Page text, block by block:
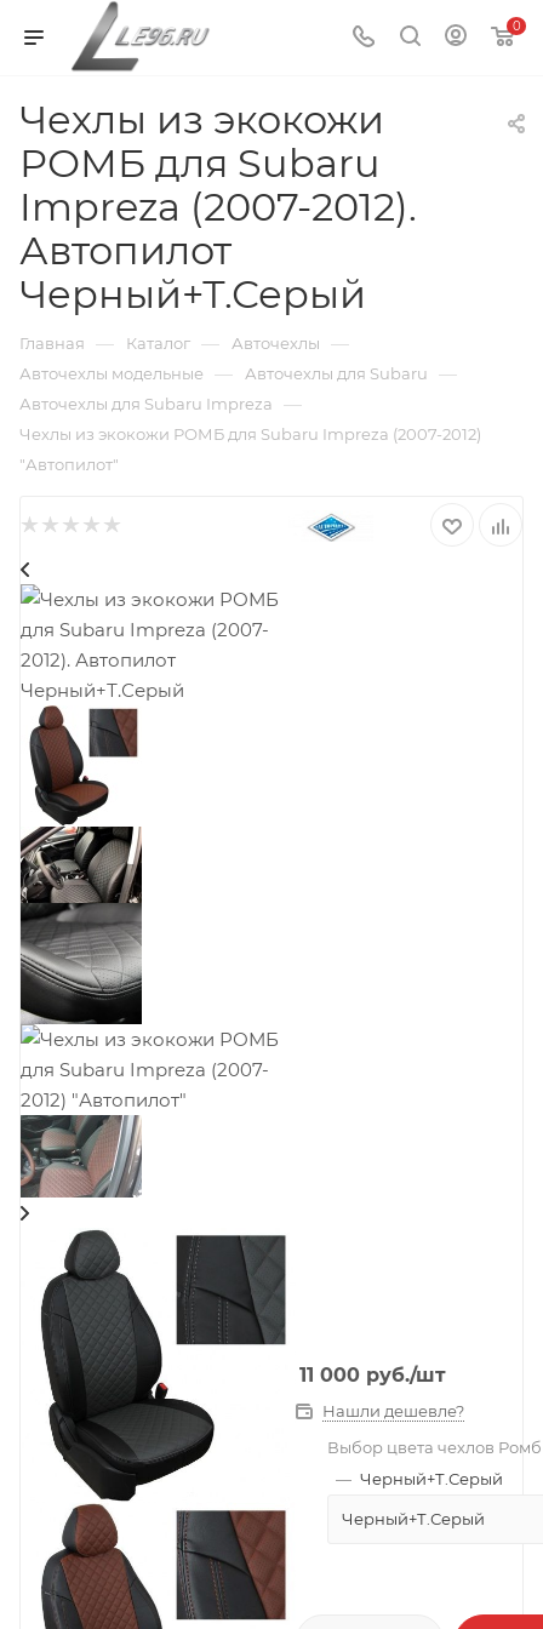
0
Чехлы из экокожи
РОМБ для Subaru
Impreza (2007-2012).
Автопилот
Черный+Т.Серый
Главная — Каталог — Авточехлы —
Авточехлы модельные — Авточехлы для Subaru —
Авточехлы для Subaru Impreza —
Чехлы из экокожи РОМБ для Subaru Impreza (2007-2012)
"Автопилот"
11 000 руб./шт
Нашли дешевле?
Выбор цвета чехлов Ромб
— Черный+Т.Серый
Черный+Т.Серый